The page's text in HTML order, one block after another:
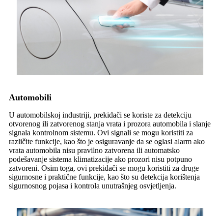
Automobili
U automobilskoj industriji, prekidači se koriste za detekciju
otvorenog ili zatvorenog stanja vrata i prozora automobila i slanje
signala kontrolnom sistemu. Ovi signali se mogu koristiti za
različite funkcije, kao što je osiguravanje da se oglasi alarm ako
vrata automobila nisu pravilno zatvorena ili automatsko
podešavanje sistema klimatizacije ako prozori nisu potpuno
zatvoreni. Osim toga, ovi prekidači se mogu koristiti za druge
sigurnosne i praktične funkcije, kao što su detekcija korištenja
sigurnosnog pojasa i kontrola unutrašnjeg osvjetljenja.